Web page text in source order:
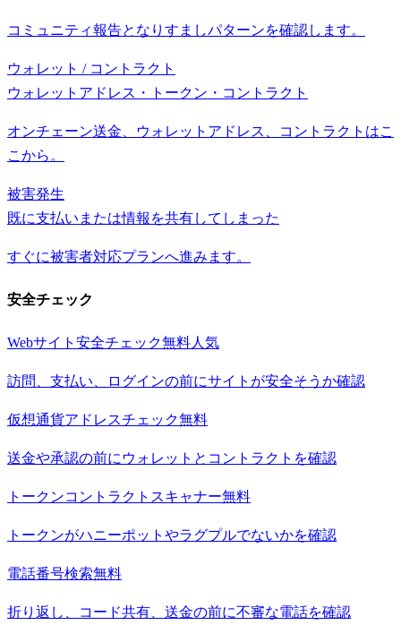
コミュニティ報告となりすましパターンを確認します。
ウォレット / コントラクト
ウォレットアドレス・トークン・コントラクト
オンチェーン送金、ウォレットアドレス、コントラクトはこ
こから。
被害発生
既に支払いまたは情報を共有してしまった
すぐに被害者対応プランへ進みます。
安全チェック
Webサイト安全チェック無料人気
訪問、支払い、ログインの前にサイトが安全そうか確認
仮想通貨アドレスチェック無料
送金や承認の前にウォレットとコントラクトを確認
トークンコントラクトスキャナー無料
トークンがハニーポットやラグプルでないかを確認
電話番号検索無料
折り返し、コード共有、送金の前に不審な電話を確認